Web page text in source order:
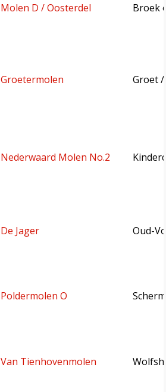
Molen D / Oosterdel Broek
Groetermolen Groet
Nederwaard Molen No.2
De Jager Oud-
Poldermolen O
Van Tienhovenmolen